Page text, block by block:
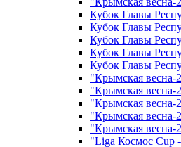
Кубок Главы
Кубок Главы
Кубок Главы
Кубок Главы
Кубок Главы
"Крымская весна-
"Крымская весна-
"Крымская весна-
"Крымская весна-
"Крымская весна-
"Liga Космос Cup